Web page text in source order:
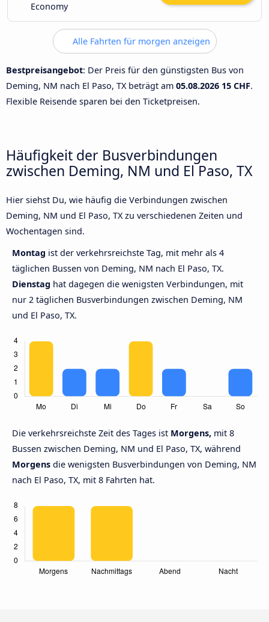
Economy
Alle Fahrten für morgen anzeigen
Bestpreisangebot: Der Preis für den günstigsten Bus von
Deming, NM nach El Paso, TX beträgt am 05.08.2026 15 CHF.
Flexible Reisende sparen bei den Ticketpreisen.
Häufigkeit der Busverbindungen
zwischen Deming, NM und El Paso, TX
Hier siehst Du, wie häufig die Verbindungen zwischen
Deming, NM und El Paso, TX zu verschiedenen Zeiten und
Wochentagen sind.
Montag ist der verkehrsreichste Tag, mit mehr als 4
täglichen Bussen von Deming, NM nach El Paso, TX.
Dienstag hat dagegen die wenigsten Verbindungen, mit
nur 2 täglichen Busverbindungen zwischen Deming, NM
und El Paso, TX.
Die verkehrsreichste Zeit des Tages ist Morgens, mit 8
Bussen zwischen Deming, NM und El Paso, TX, während
Morgens die wenigsten Busverbindungen von Deming, NM
nach El Paso, TX, mit 8 Fahrten hat.